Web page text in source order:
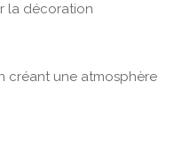
la décoration
créant une atmosphère